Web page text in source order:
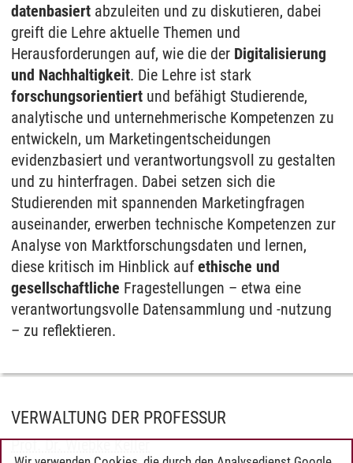
datenbasiert abzuleiten und zu diskutieren, dabei
greift die Lehre aktuelle Themen und
Herausforderungen auf, wie die der Digitalisierung
und Nachhaltigkeit. Die Lehre ist stark
forschungsorientiert und befähigt Studierende,
analytische und unternehmerische Kompetenzen zu
entwickeln, um Marketingentscheidungen
evidenzbasiert und verantwortungsvoll zu gestalten
und zu hinterfragen. Dabei setzen sich die
Studierenden mit spannenden Marketingfragen
auseinander, erwerben technische Kompetenzen zur
Analyse von Marktforschungsdaten und lernen,
diese kritisch im Hinblick auf ethische und
gesellschaftliche Fragestellungen – etwa eine
verantwortungsvolle Datensammlung und -nutzung
– zu reflektieren.
VERWALTUNG DER PROFESSUR
Prof. Dr. Wiebke Keller